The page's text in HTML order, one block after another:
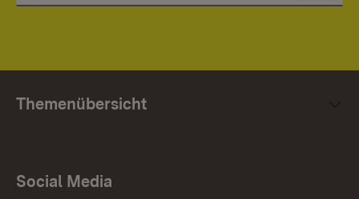
Themenübersicht
Social Media